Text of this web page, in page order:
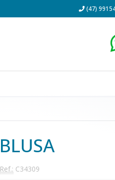
(47)
BLUSA
Ref.: C34309